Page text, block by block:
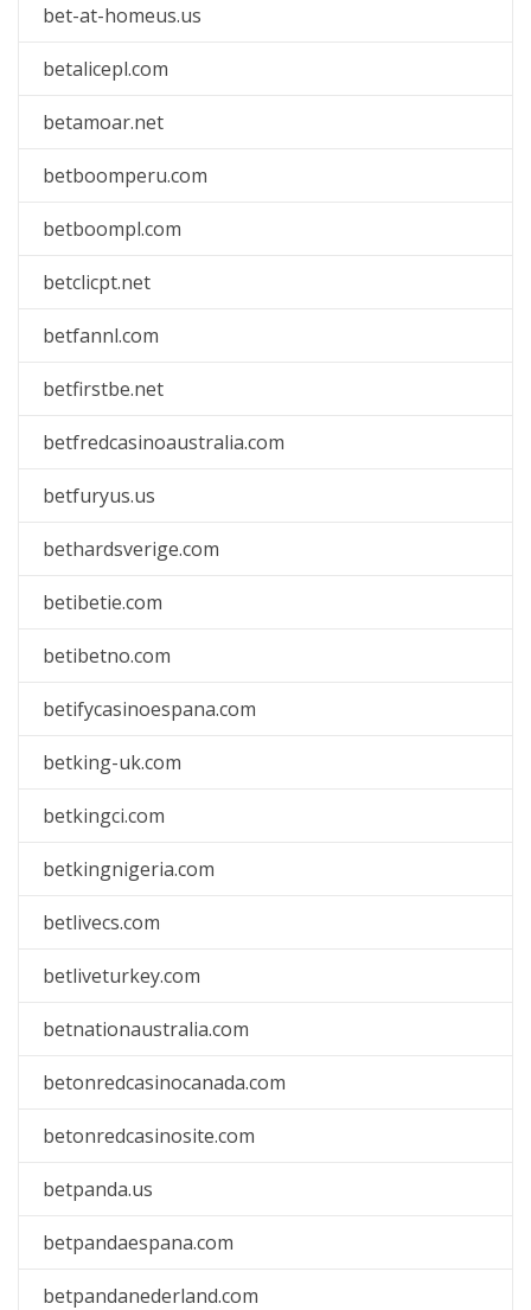
bet-at-homeus.us
betalicepl.com
betamoar.net
betboomperu.com
betboompl.com
betclicpt.net
betfannl.com
betfirstbe.net
betfredcasinoaustralia.com
betfuryus.us
bethardsverige.com
betibetie.com
betibetno.com
betifycasinoespana.com
betking-uk.com
betkingci.com
betkingnigeria.com
betlivecs.com
betliveturkey.com
betnationaustralia.com
betonredcasinocanada.com
betonredcasinosite.com
betpanda.us
betpandaespana.com
betpandanederland.com